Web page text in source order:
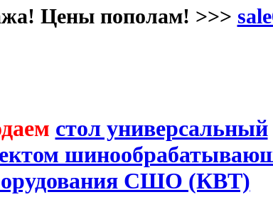
Цены пополам! >>>
стол универсальный
СШО (КВТ)